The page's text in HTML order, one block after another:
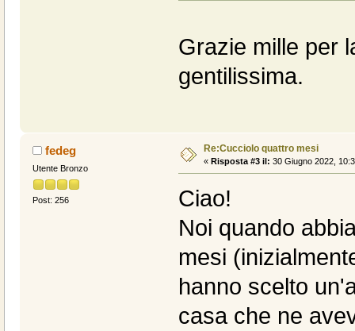
Grazie mille per
gentilissima.
fedeg
Utente Bronzo
Post: 256
Re:Cucciolo quattro mesi
« Risposta #3 il: 30 Giugno 2022,
Ciao!
Noi quando
mesi
hanno scelto
casa che ne